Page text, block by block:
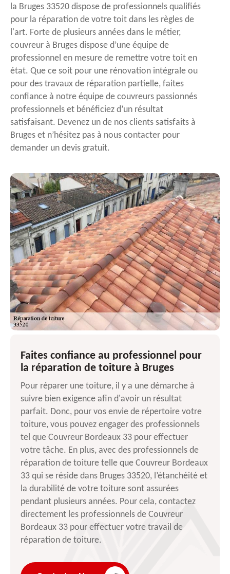
la Bruges 33520 dispose de professionnels qualifiés
pour la réparation de votre toit dans les règles de
l'art. Forte de plusieurs années dans le métier,
couvreur à Bruges dispose d’une équipe de
professionnel en mesure de remettre votre toit en
état. Que ce soit pour une rénovation intégrale ou
pour des travaux de réparation partielle, faites
confiance à notre équipe de couvreurs passionnés
professionnels et bénéficiez d’un résultat
satisfaisant. Devenez un de nos clients satisfaits à
Bruges et n’hésitez pas à nous contacter pour
demander un devis gratuit.
Faites confiance au professionnel pour
la réparation de toiture à Bruges
Pour réparer une toiture, il y a une démarche à
suivre bien exigence afin d'avoir un résultat
parfait. Donc, pour vos envie de répertoire votre
toiture, vous pouvez engager des professionnels
tel que Couvreur Bordeaux 33 pour effectuer
votre tâche. En plus, avec des professionnels de
réparation de toiture telle que Couvreur Bordeaux
33 qui se réside dans Bruges 33520, l’étanchéité et
la durabilité de votre toiture sont assurées
pendant plusieurs années. Pour cela, contactez
directement les professionnels de Couvreur
Bordeaux 33 pour effectuer votre travail de
réparation de toiture.